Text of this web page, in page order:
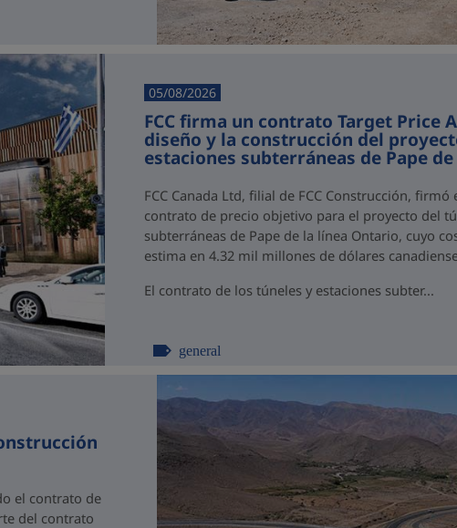
05/08/2026
FCC firma un contrato Target Price
diseño y la construcción del
estaciones subterráneas de Pape
FCC Canada Ltd, filial de FCC Construcción,
contrato de precio objetivo para el proyecto del
subterráneas de Pape de la línea Ontario, cuyo
estima en 4.32 mil millones de dólares
El contrato de los túneles y estaciones subter...
general
el contrato de
del contrato